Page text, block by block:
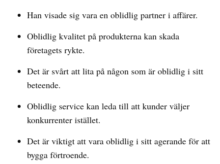
Han visade sig vara en oblidlig partner i affärer.
Oblidlig kvalitet på produkterna kan skada
företagets rykte.
Det är svårt att lita på någon som är oblidlig i sitt
beteende.
Oblidlig service kan leda till att kunder väljer
konkurrenter istället.
Det är viktigt att vara oblidlig i sitt agerande för att
bygga förtroende.